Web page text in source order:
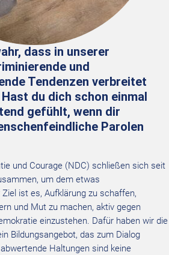
dass in unserer
und
Tendenzen verbreitet
du dich schon einmal
gefühlt, wenn dir
Parolen
und Courage (NDC) schließen sich seit
um dem etwas
ist es, Aufklärung zu schaffen,
und Mut zu machen, aktiv gegen
einzustehen. Dafür haben wir die
Bildungsangebot, das zum Dialog
Haltungen sind keine